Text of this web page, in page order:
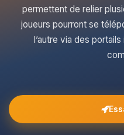
permettent de relier
joueurs pourront se
l’autre via des